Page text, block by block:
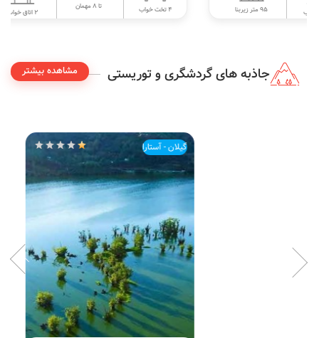
2 اتاق خواب 90 متر زیربنا
جاذبه های گردشگری و توریستی مشاهده بیشتر